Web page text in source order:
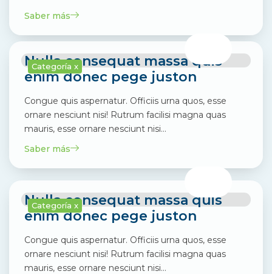
Saber más
Categoría x
Nulla consequat massa quis
enim donec pege juston
Congue quis aspernatur. Officiis urna quos, esse
ornare nesciunt nisi! Rutrum facilisi magna quas
mauris, esse ornare nesciunt nisi…
Saber más
Categoría x
Nulla consequat massa quis
enim donec pege juston
Congue quis aspernatur. Officiis urna quos, esse
ornare nesciunt nisi! Rutrum facilisi magna quas
mauris, esse ornare nesciunt nisi…